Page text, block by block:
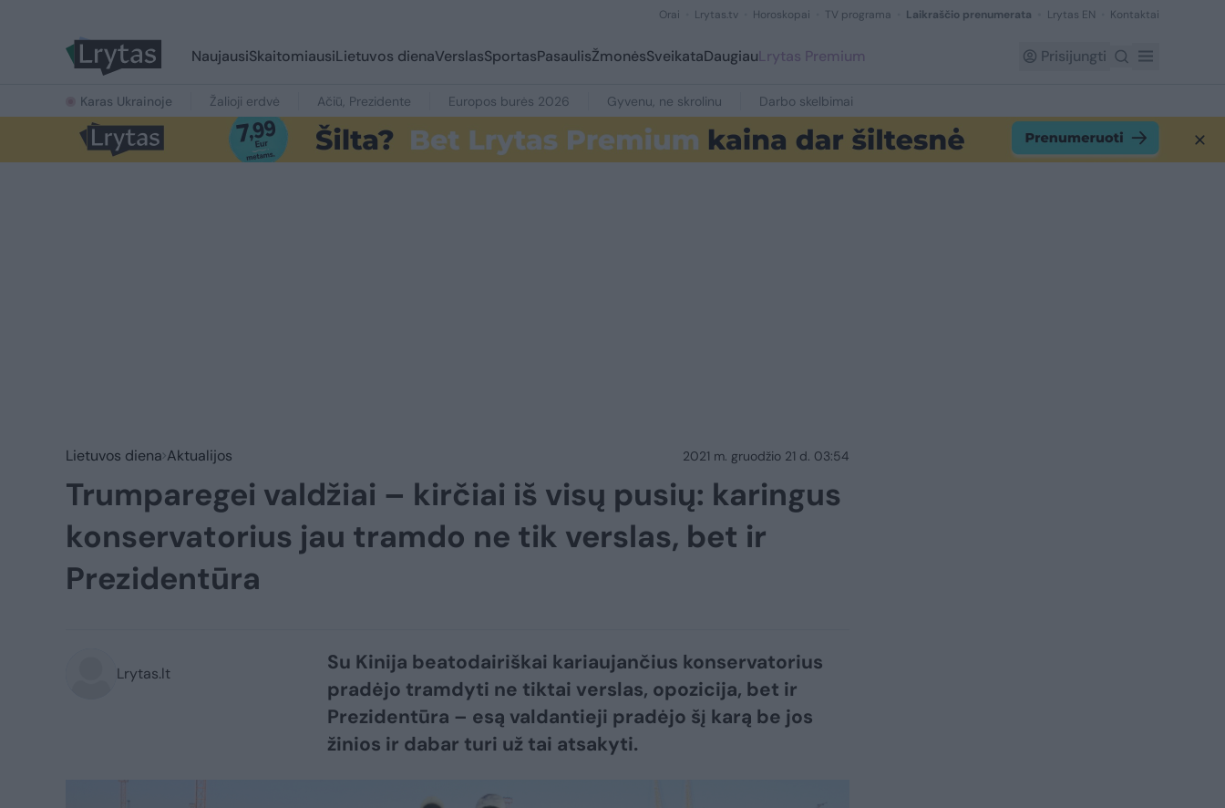
Orai Lrytas.tv Horoskopai TV programa Laikraščio prenumerata Lrytas EN Kontaktai
NaujausiSkaitomiausiLietuvos dienaVerslasSportasPasaulisŽmonėsSveikataDaugiauLrytas Premium Prisijungti
Karas Ukrainoje Žalioji erdvė Ačiū, Prezidente Europos burės 2026 Gyvenu, ne skrolinu Darbo skelbimai
Lietuvos diena Aktualijos 2021 m. gruodžio 21 d. 03:54
Trumparegei valdžiai – kirčiai iš visų pusių: karingus
konservatorius jau tramdo ne tik verslas, bet ir
Prezidentūra
Lrytas.lt
Su Kinija beatodairiškai kariaujančius konservatorius
pradėjo tramdyti ne tiktai verslas, opozicija, bet ir
Prezidentūra – esą valdantieji pradėjo šį karą be jos
žinios ir dabar turi už tai atsakyti.